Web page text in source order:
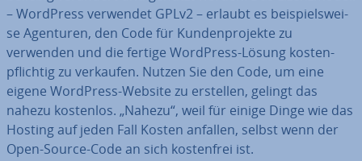
– WordPress verwendet GPLv2 – erlaubt es bei­spiels­wei­
se Agenturen, den Code für Kun­den­pro­jek­te zu
verwenden und die fertige WordPress-Lösung kos­ten­
pflich­tig zu verkaufen. Nutzen Sie den Code, um eine
eigene WordPress-Website zu erstellen, gelingt das
nahezu kostenlos. „Nahezu“, weil für einige Dinge wie das
Hosting auf jeden Fall Kosten anfallen, selbst wenn der
Open-Source-Code an sich kos­ten­frei ist.